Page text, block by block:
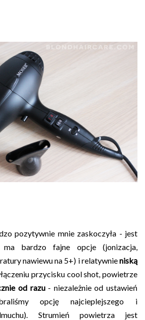
pozytywnie mnie zaskoczyła - jest
bardzo fajne opcje (jonizacja,
nawiewu na 5+) i relatywnieniską
przycisku cool shot, powietrze
od razu- niezależnie od ustawień
opcję najcieplejszego i
Strumień powietrza jest